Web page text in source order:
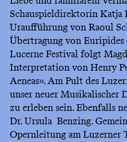
Schauspieldirektorin Katja
Uraufführung von Raoul
Übertragung von
Lucerne Festival folgt
Interpretation von Henry
Aeneas». Am Pult des
unser neuer Musikalischer
zu erleben sein. Ebenfalls
Dr. Ursula Benzing.
Opernleitung am Luzerner